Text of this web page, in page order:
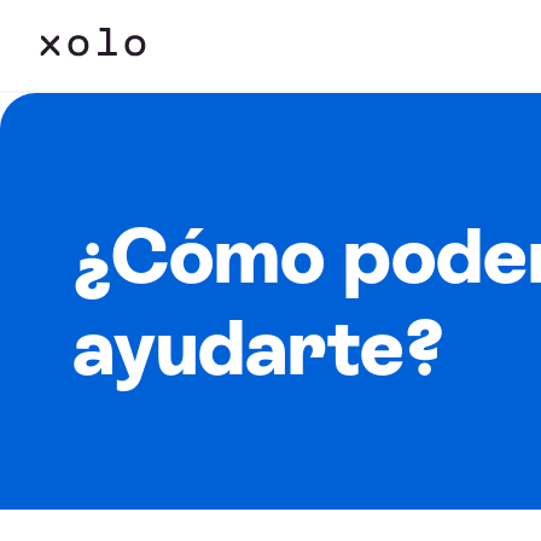
¿Cómo
ayudarte?